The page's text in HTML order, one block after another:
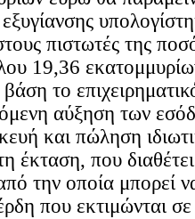
πιστωτές της
19,36
το
αύξηση των
και πώληση
έκταση, που
την οποία μπορεί
που εκτιμώνται